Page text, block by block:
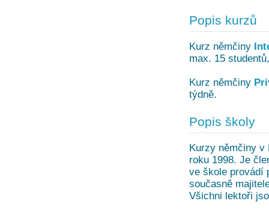
Popis kurzů
Kurz němčiny
max. 15
Kurz němčiny
týdně.
Popis školy
Kurzy němčiny
roku 1998. Je
ve škole provádí
současně
Všichni lektoři